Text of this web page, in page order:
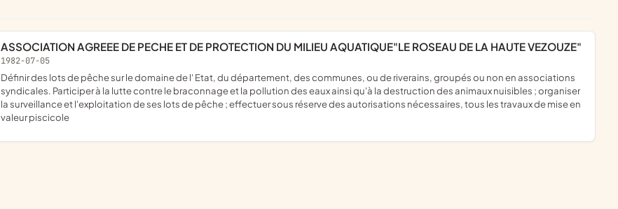
ASSOCIATION AGREEE DE PECHE ET DE PROTECTION DU MILIEU AQUATIQUE"LE ROSEAU DE LA HAUTE VEZOUZE"
1982-07-05
définir des lots de pêche sur le domaine de l' Etat, du département, des communes, ou de riverains, groupés ou non en associations
syndicales. Participer à la lutte contre le braconnage et la pollution des eaux ainsi qu'à la destruction des animaux nuisibles ; organiser
la surveillance et l'exploitation de ses lots de pêche ; effectuer sous réserve des autorisations nécessaires, tous les travaux de mise en
valeur piscicole